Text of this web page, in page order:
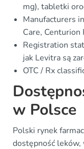
mg), tabletki
Manufacturers
Care, Centurion
Registration
jak Levitra są
OTC / Rx
w Polsce
Polski rynek
dostępność leków,